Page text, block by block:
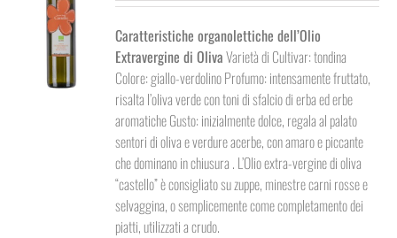
prezzo:
da
5,50€
a
10,00€
Caratteristiche organolettiche dell’Olio
Extravergine di OlivaVarietà di Cultivar: tondina
Colore: giallo-verdolino Profumo: intensamente fruttato,
risalta l’oliva verde con toni di sfalcio di erba ed erbe
aromatiche Gusto: inizialmente dolce, regala al palato
sentori di oliva e verdure acerbe, con amaro e piccante
che dominano in chiusura . L’Olio extra-vergine di oliva
“castello” è consigliato su zuppe, minestre carni rosse e
selvaggina, o semplicemente come completamento dei
piatti, utilizzati a crudo.